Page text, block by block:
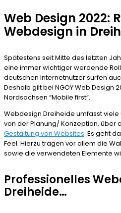
Web Design 2022:
Webdesign in
Spätestens seit Mitte des letzten
eine immer wichtiger werdende
deutschen Internetnutzer surfen
Deshalb gilt bei NGOY Web Design
Nordsachsen “Mobile first”.
Webdesign Dreiheide umfasst
von der Planung/ Konzeption, über
Gestaltung von Websites. Es geht
Feel. Hierzu tragen vor allem die
sowie die verwendeten Elemente
Professionelles
Dreiheide…